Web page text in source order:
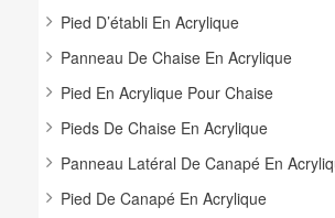
Pied D’établi En Acrylique
Panneau De Chaise En Acrylique
Pied En Acrylique Pour Chaise
Pieds De Chaise En Acrylique
Panneau Latéral De Canapé En
Pied De Canapé En Acrylique